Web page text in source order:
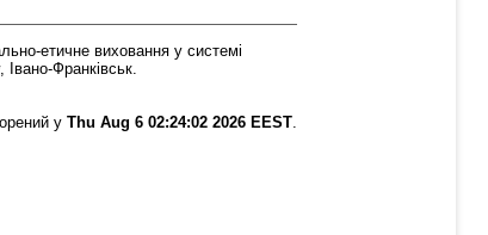
етичне виховання у системі
Франківськ.
у Thu Aug 6 02:24:02 2026 EEST